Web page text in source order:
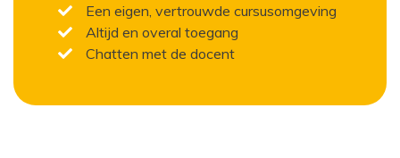
Een eigen, vertrouwde cursusomgeving
Altijd en overal toegang
Chatten met de docent